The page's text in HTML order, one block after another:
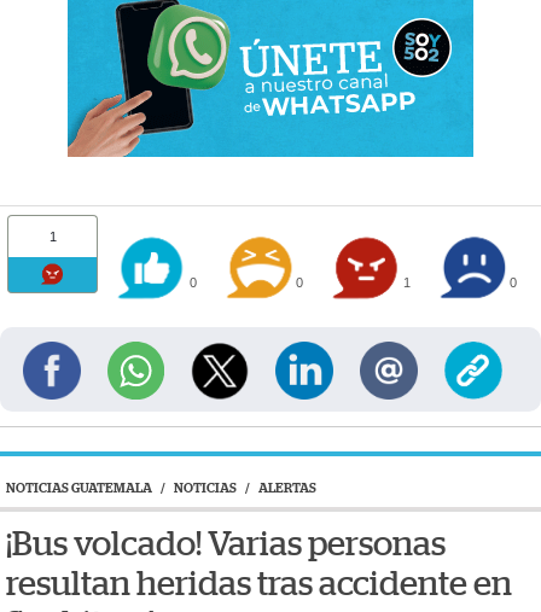
1
0 0 1 0
NOTICIAS GUATEMALA / NOTICIAS / ALERTAS
¡Bus volcado! Varias personas
resultan heridas tras accidente en